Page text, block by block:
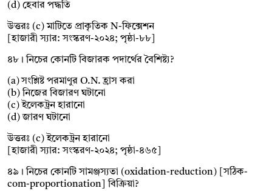
(d) হেবার পদ্ধতি
উত্তরঃ (c) মাটিতে প্রাকৃতিক N-ফিক্সেশন
[হাজারী স্যার: সংস্করণ-২০২৪; পৃষ্ঠা-৮৮]
৪৮। নিচের কোনটি বিজারক পদার্থের বৈশিষ্ট্য?
(a) সংশ্লিষ্ট পরমাণুর O.N. হ্রাস করা
(b) নিজের বিজারণ ঘটানো
(c) ইলেকট্রন হারানো
(d) জারণ ঘটানো
উত্তরঃ (c) ইলেকট্রন হারানো
[হাজারী স্যার: সংস্করণ-২০২৪; পৃষ্ঠা-৪৬৫]
৪৯। নিচের কোনটি সামঞ্জস্যতা (oxidation-reduction) [সঠিক-
com-proportionation] বিক্রিয়া?